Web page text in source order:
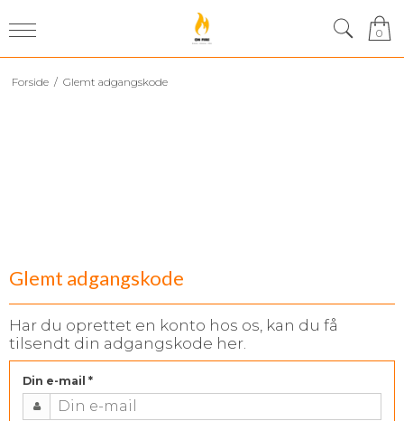
0
Forside / Glemt adgangskode
Glemt adgangskode
Har du oprettet en konto hos os, kan du få
tilsendt din adgangskode her.
Din e-mail *